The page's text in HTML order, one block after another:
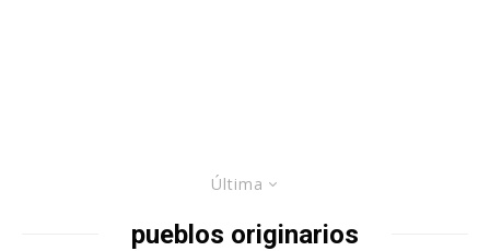
Última
pueblos originarios